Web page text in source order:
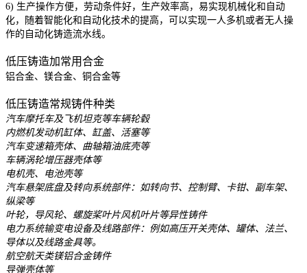
6) 生产操作方便，劳动条件好，生产效率高，易实现机械化和自动
化，随着智能化和自动化技术的提高，可以实现一人多机或者无人操
作的自动化铸造流水线。
低压铸造加常用合金
铝合金、镁合金、铜合金等
低压铸造常规铸件种类
汽车摩托车及飞机坦克等车辆轮毂
内燃机发动机缸体、缸盖、活塞等
汽车变速箱壳体、曲轴箱油底壳等
车辆涡轮增压器壳体等
电机壳、电池壳等
汽车悬架底盘及转向系统部件：如转向节、控制臂、卡钳、副车架、
纵梁等
叶轮，导风轮、螺旋桨叶片风机叶片等异性铸件
电力系统输变电设备及线路部件：例如高压开关壳体、罐体、法兰、
导体以及线路金具等。
航空航天类镁铝合金铸件
导弹壳体等